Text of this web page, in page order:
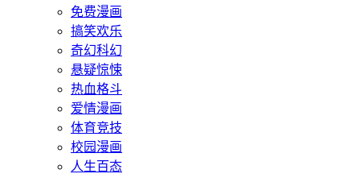
免费漫画
搞笑欢乐
奇幻科幻
悬疑惊悚
热血格斗
爱情漫画
体育竞技
校园漫画
人生百态